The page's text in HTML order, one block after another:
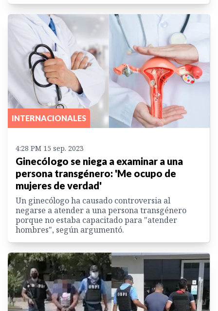
INTERNACIONALES
4:28 PM 15 sep. 2023
Ginecólogo se niega a examinar a una
persona transgénero: 'Me ocupo de
mujeres de verdad'
Un ginecólogo ha causado controversia al
negarse a atender a una persona transgénero
porque no estaba capacitado para "atender
hombres", según argumentó.